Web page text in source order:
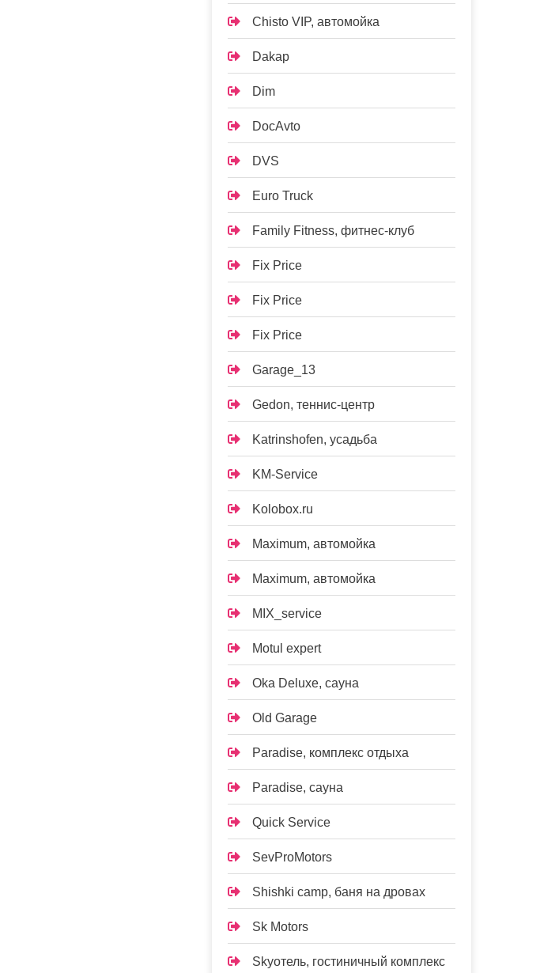
Chisto VIP, автомойка
Dakap
Dim
DocAvto
DVS
Euro Truck
Family Fitness, фитнес-клуб
Fix Price
Fix Price
Fix Price
Garage_13
Gedon, теннис-центр
Katrinshofen, усадьба
KM-Service
Kolobox.ru
Maximum, автомойка
Maximum, автомойка
MIX_service
Motul expert
Oka Deluxe, сауна
Old Garage
Paradise, комплекс отдыха
Paradise, сауна
Quick Service
SevProMotors
Shishki camp, баня на дровах
Sk Motors
Skyотель, гостиничный комплекс